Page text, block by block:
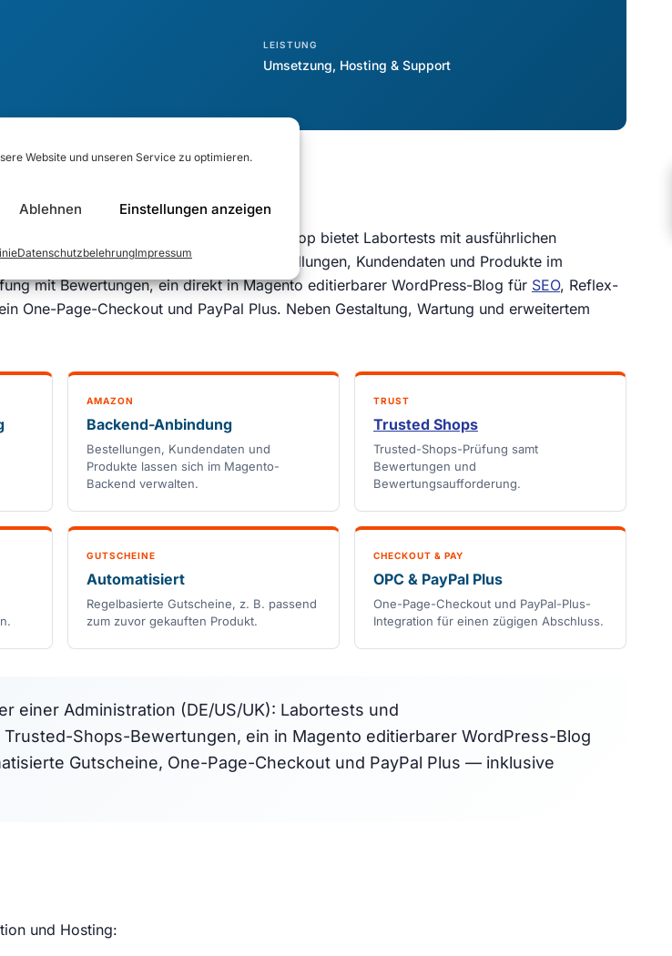
Website und unseren Service zu optimieren.
Ablehnen Einstellungen anzeigen
DatenschutzbelehrungImpressum
LEISTUNG
Umsetzung, Hosting & Support
. Der Shop bietet Labortests mit ausführlichen
anderem eine Amazon-Anbindung (Bestellungen, Kundendaten und Produkte im
mit Bewertungen, ein direkt in Magento editierbarer WordPress-Blog für SEO, Reflex-
One-Page-Checkout und PayPal Plus. Neben Gestaltung, Wartung und erweitertem
AMAZON
Backend-Anbindung
Bestellungen, Kundendaten und
Produkte lassen sich im Magento-
Backend verwalten.
TRUST
Trusted Shops
Trusted-Shops-Prüfung samt
Bewertungen und
Bewertungsaufforderung.
GUTSCHEINE
Automatisiert
Regelbasierte Gutscheine, z. B. passend
zum zuvor gekauften Produkt.
CHECKOUT & PAY
OPC & PayPal Plus
One-Page-Checkout und PayPal-Plus-
Integration für einen zügigen Abschluss.
einer Administration (DE/US/UK): Labortests und
Shops-Bewertungen, ein in Magento editierbarer WordPress-Blog
Gutscheine, One-Page-Checkout und PayPal Plus — inklusive
und Hosting: